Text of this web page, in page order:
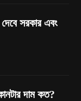
সরকার এবং
দাম কত?